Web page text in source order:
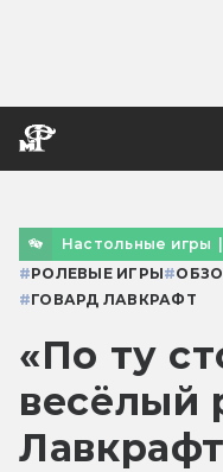
Настольные игры |
#РОЛЕВЫЕ ИГРЫ#
#ГОВАРД ЛАВКРАФТ
«По ту
весёлый